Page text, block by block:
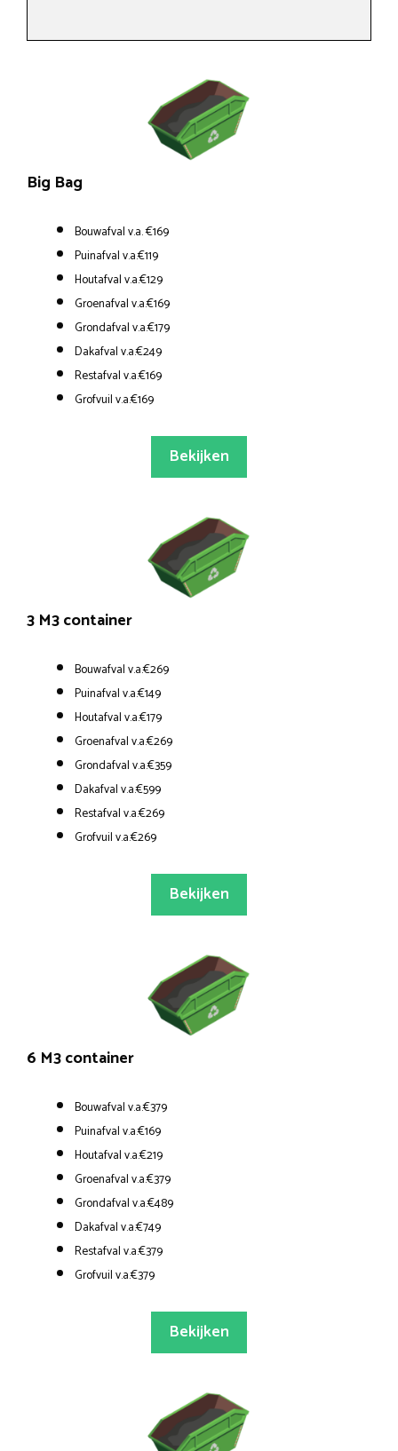
Big Bag
Bouwafval v.a. €169
Puinafval v.a.€119
Houtafval v.a.€129
Groenafval v.a.€169
Grondafval v.a.€179
Dakafval v.a.€249
Restafval v.a.€169
Grofvuil v.a.€169
Bekijken
3 M3 container
Bouwafval v.a.€269
Puinafval v.a.€149
Houtafval v.a.€179
Groenafval v.a.€269
Grondafval v.a.€359
Dakafval v.a.€599
Restafval v.a.€269
Grofvuil v.a.€269
Bekijken
6 M3 container
Bouwafval v.a.€379
Puinafval v.a.€169
Houtafval v.a.€219
Groenafval v.a.€379
Grondafval v.a.€489
Dakafval v.a.€749
Restafval v.a.€379
Grofvuil v.a.€379
Bekijken